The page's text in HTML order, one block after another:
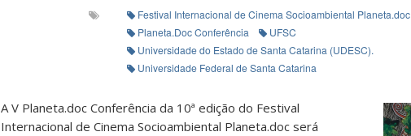
Festival Internacional de Cinema Socioambiental Planeta.doc
Planeta.Doc Conferência
UFSC
Universidade do Estado de Santa Catarina (UDESC).
Universidade Federal de Santa Catarina
A V Planeta.doc Conferência da 10ª edição do Festival
Internacional de Cinema Socioambiental Planeta.doc será